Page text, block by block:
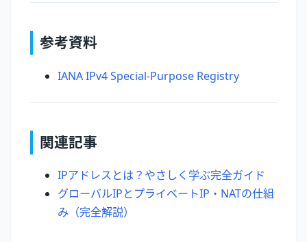
参考資料
IANA IPv4 Special-Purpose Registry
関連記事
IPアドレスとは？やさしく学ぶ完全ガイド
グローバルIPとプライベートIP・NATの仕組
み（完全解説）